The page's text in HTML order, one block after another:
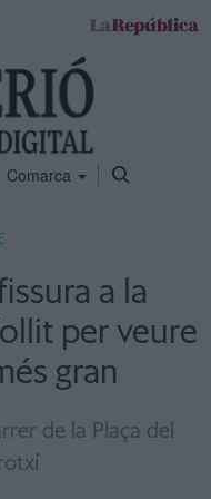
Comarca
a la
per veure
gran
de la Plaça del